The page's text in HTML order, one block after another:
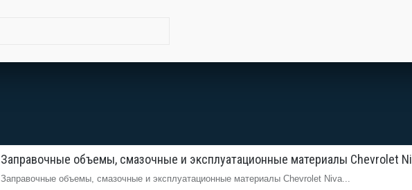
Заправочные объемы, смазочные и эксплуатационные материалы Chevrolet
Заправочные объемы, смазочные и эксплуатационные материалы Chevrolet Niva...